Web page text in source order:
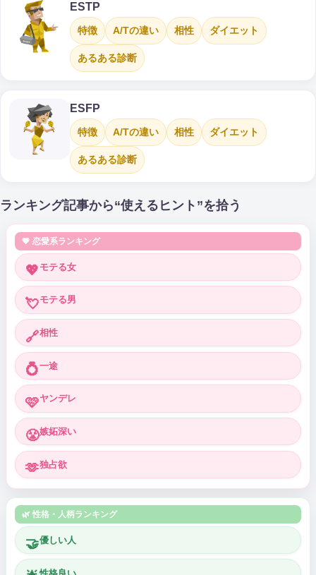
ESTP
特徴 A/Tの違い 相性 ダイエット
あるある診断
ESFP
特徴 A/Tの違い 相性 ダイエット
あるある診断
ランキング記事から“使えるヒント”を拾う
💗 恋愛系ランキング
💖 モテる女
💘モテる男
🔗相性
💍一途
🩷ヤンデレ
😤嫉妬深い
🫶独占欲
🌿 性格・人柄ランキング
🤝優しい人